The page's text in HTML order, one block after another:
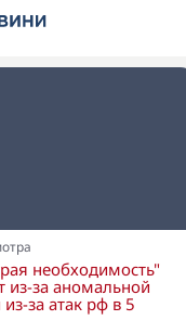
необходимость"
из-за аномальной
за атак рф в 5